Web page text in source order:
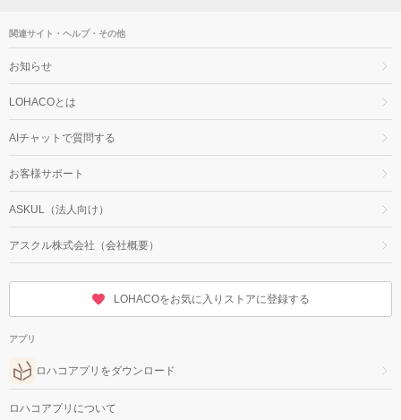
関連サイト・ヘルプ・その他
お知らせ
LOHACOとは
AIチャットで質問する
お客様サポート
ASKUL（法人向け）
アスクル株式会社（会社概要）
LOHACOをお気に入りストアに登録する
アプリ
ロハコアプリをダウンロード
ロハコアプリについて